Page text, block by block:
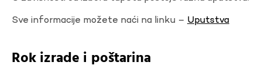
Sve informacije možete naći na linku – Uputstva
Rok izrade i poštarina